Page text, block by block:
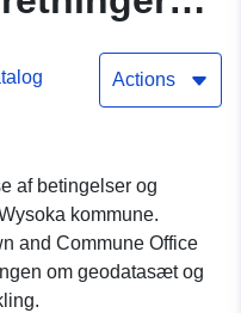
udvikling i
Actions
af betingelser og
kommune.
and Commune Office
om geodatasæt og